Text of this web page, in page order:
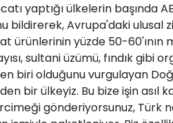
yaptığı ülkelerin başında
bildirerek, Avrupa'daki ulusal
ürünlerinin yüzde 50-60'ının
sultani üzümü, fındık gibi
olduğunu vurgulayan
bir ülkeyiz. Bu bize işin asıl
gönderiyorsunuz, Türk